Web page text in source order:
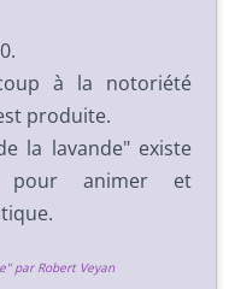
à la notoriété
produite.
la lavande" existe
pour animer et
par Robert Veyan